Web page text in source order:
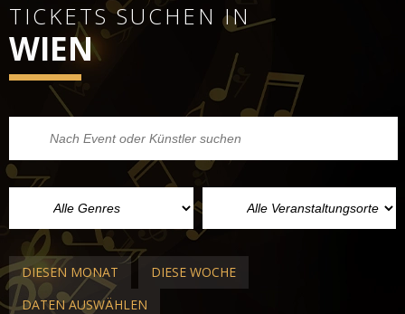
TICKETS SUCHEN IN
WIEN
DIESEN MONAT
DIESE WOCHE
DATEN AUSWÄHLEN